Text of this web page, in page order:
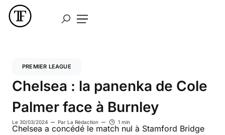
PREMIER LEAGUE
Chelsea : la panenka de Cole
Palmer face à Burnley
Le 30/03/2024 Par La Rédaction 1 min
Chelsea a concédé le match nul à Stamford Bridge